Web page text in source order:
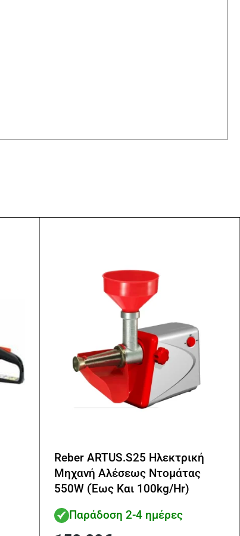
Reber ARTUS.S25 Ηλεκτρική
Μηχανή Αλέσεως Ντομάτας
550W (Έως Και 100kg/Hr)
Παράδοση 2-4 ημέρες